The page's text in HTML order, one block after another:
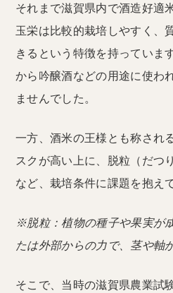
それまで滋賀県内で酒造好適
玉栄は比較的栽培しやすく、
きるという特徴を持っていま
から吟醸酒などの用途に使わ
ませんでした。
一方、酒米の王様とも称され
スクが高い上に、脱粒（だつ
など、栽培条件に課題を抱え
※脱粒：植物の種子や果実が
たは外部からの力で、茎や軸
そこで、当時の滋賀県農業試